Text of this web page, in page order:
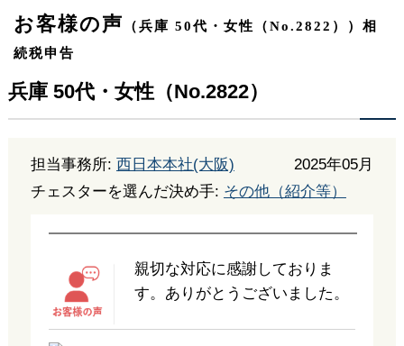
お客様の声
（兵庫 50代・女性（No.2822））相
続税申告
兵庫 50代・女性（No.2822）
担当事務所: 西日本本社(大阪)
2025年05月
チェスターを選んだ決め手: その他（紹介等）
親切な対応に感謝しておりま
す。ありがとうございました。